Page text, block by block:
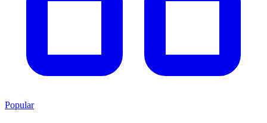
Popular